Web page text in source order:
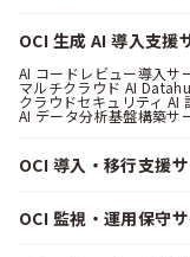
OCI 生成 AI 導入支援
AI コードレビュー導入サ
マルチクラウド AI
クラウドセキュリティ AI
AI データ分析基盤構築サ
OCI 導入・移行支援
OCI 監視・運用保守